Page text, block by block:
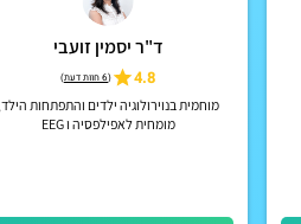
ד"ר יסמין זועבי
4.8
(6 חוות דעת )
מוחמית בנוירולוגיה ילדים והתפתחות הילד,
מומחית לאפילפסיה ו EEG